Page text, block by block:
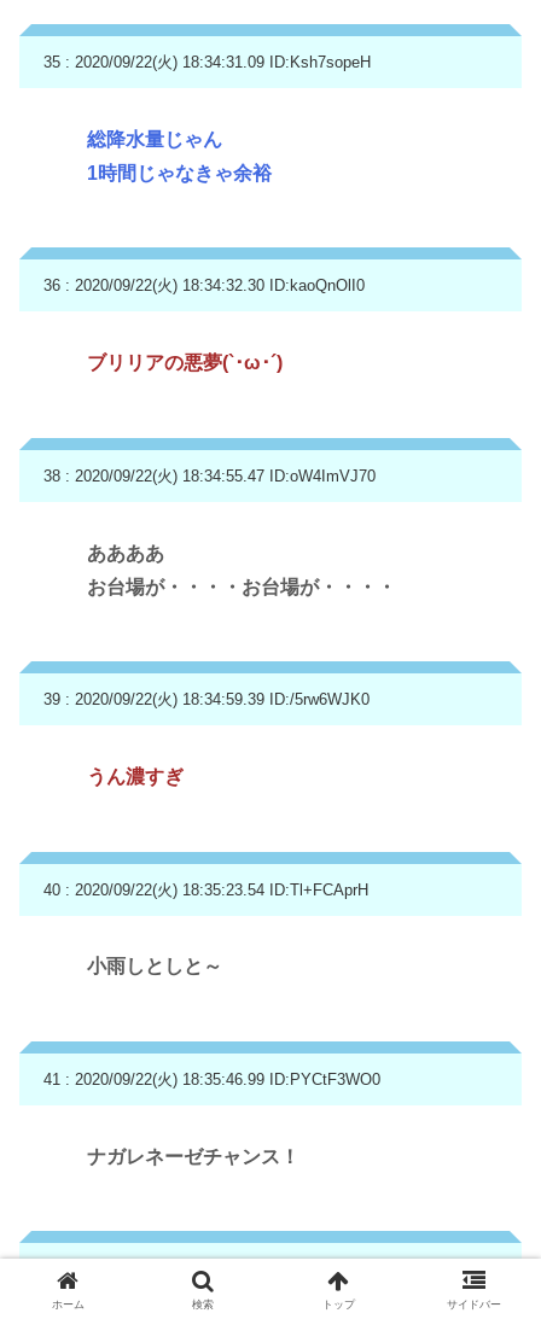
35 : 2020/09/22(火) 18:34:31.09 ID:Ksh7sopeH
総降水量じゃん
1時間じゃなきゃ余裕
36 : 2020/09/22(火) 18:34:32.30 ID:kaoQnOlI0
ブリリアの悪夢(`･ω･´)
38 : 2020/09/22(火) 18:34:55.47 ID:oW4ImVJ70
ああああ
お台場が・・・・お台場が・・・・
39 : 2020/09/22(火) 18:34:59.39 ID:/5rw6WJK0
うん濃すぎ
40 : 2020/09/22(火) 18:35:23.54 ID:Tl+FCAprH
小雨しとしと～
41 : 2020/09/22(火) 18:35:46.99 ID:PYCtF3WO0
ナガレネーゼチャンス！
42 : 2020/09/22(火) 18:35:48.43 ID:a+kZy4j20
ホーム 検索 トップ サイドバー